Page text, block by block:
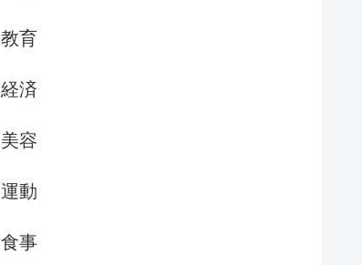
教育
経済
美容
運動
食事